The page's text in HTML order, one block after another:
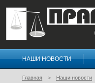
Правосознание
НАШИ НОВОСТИ
Главная Наши новости